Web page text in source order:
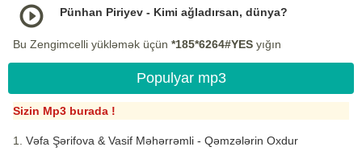
Pünhan Piriyev - Kimi ağladırsan, dünya?
Bu Zengimcelli yükləmək üçün *185*6264#YES yığın
Populyar mp3
Sizin Mp3 burada !
Vəfa Şərifova & Vasif Məhərrəmli - Qəmzələrin Oxdur